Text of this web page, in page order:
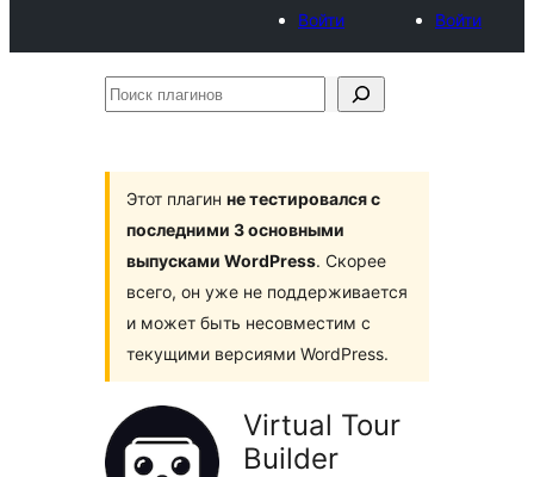
Войти
Войти
Поиск
Этот плагин не тестировался с
последними 3 основными
выпусками WordPress. Скорее
всего, он уже не поддерживается
и может быть несовместим с
текущими версиями WordPress.
Virtual Tour
Builder